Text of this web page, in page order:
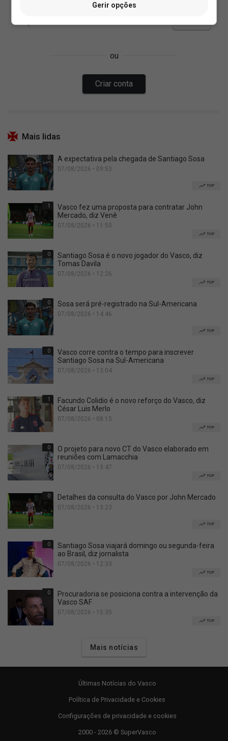
Mais lidas
0 A expectativa pela chegada de Santiago Sosa
07/08/2026 • 09:53
TOP
1
Vasco fez uma proposta para contratar John
Mercado, diz Venê
07/08/2026 • 11:50
TOP
0
Santiago Sosa é o novo jogador do Vasco, diz
Tomas Davila
07/08/2026 • 12:26
TOP
0 Sosa será pré-registrado na Sul-Americana
07/08/2026 • 14:46
TOP
0
Vasco corre contra o tempo para inscrever
Santiago Sosa na Sul-Americana
07/08/2026 • 13:04
TOP
1
Facundo Colidio é o novo reforço do Vasco, diz
César Luis Merlo
07/08/2026 • 08:15
TOP
0
O projeto para novo CT do Vasco elaborado em
reuniões com Lamacchia
07/08/2026 • 13:47
TOP
0 Detalhes da consulta do Vasco por John Mercado
07/08/2026 • 13:23
TOP
0
Santiago Sosa viajará domingo ou segunda-feira
ao Brasil, diz jornalista
07/08/2026 • 12:33
TOP
0
Procuradoria se posiciona contra a intervenção da
Vasco SAF
07/08/2026 • 15:35
TOP
Mais notícias
Últimas Notícias do Vasco
Política de Privacidade e Cookies
Configurações de privacidade e cookies
2000 - 2026 © SuperVasco
Gerir opções